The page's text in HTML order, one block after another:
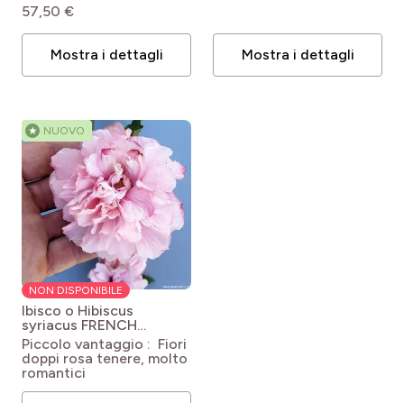
57,50 €
Mostra i dettagli Mostra i dettagli
★ NUOVO
NON DISPONIBILE
Ibisco o Hibiscus
syriacus FRENCH
CABARET ® Pink Hibiscus
syriacus French Cabaret
Pink
Piccolo vantaggio : Fiori
doppi rosa tenere, molto
romantici